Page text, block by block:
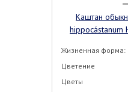
Каштан обыкновенный Aésculus
hippocástanum
Жизненная форма:
Цветение
Цветы